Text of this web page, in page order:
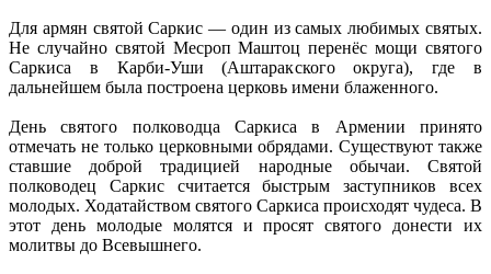
Для армян святой Саркис — один из самых любимых святых.
Не случайно святой Месроп Маштоц перенёс мощи святого
Саркиса в Карби-Уши (Аштаракского округа), где в
дальнейшем была построена церковь имени блаженного.
День святого полководца Саркиса в Армении принято
отмечать не только церковными обрядами. Существуют также
ставшие доброй традицией народные обычаи. Святой
полководец Саркис считается быстрым заступников всех
молодых. Ходатайством святого Саркиса происходят чудеса. В
этот день молодые молятся и просят святого донести их
молитвы до Всевышнего.